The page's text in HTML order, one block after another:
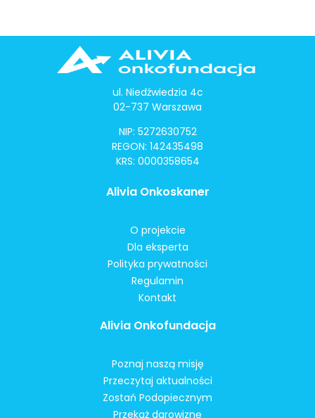
ul. Niedźwiedzia 4c
02-737 Warszawa
NIP: 5272630752
REGON: 142435498
KRS: 0000358654
Alivia Onkoskaner
O projekcie
Dla eksperta
Polityka prywatności
Regulamin
Kontakt
Alivia Onkofundacja
Poznaj naszą misję
Przeczytaj aktualności
Zostań Podopiecznym
Przekaż darowiznę